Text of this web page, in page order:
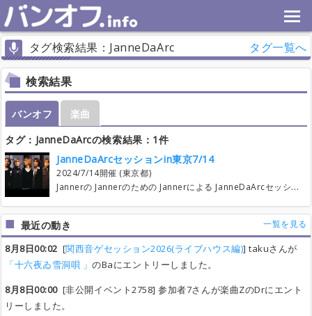
タグ検索結果：JanneDaArc タグ一覧へ
検索結果
バンオフ
楽曲
タグ：JanneDaArcの検索結果：1件
JanneDaArcセッションin東京7/14
2024/7/14開催 (東京都)
Jannerの Jannerのための Jannerによる JanneDaArcセッションです！ (Janner同士で飲みたいだけです) 6-8曲、各パート3名のお気軽なセッションです！ 特に楽器が弾ける方を募集しております。 (見学、打ち上げのみはご相談ください) バンスコをご用意しますので、 弾いたことないけど興味あるという方もお問い合わせください。 直接のお問い合わせはtwitterで 「ゆんすけ@ペンクマカレー運営」と探していただけたらでると思います！ バンオフ以外で主催からお誘いしたり Twitterからの参加もあり、下記参加人数が確定済です。 ※6/14時点 Vo3名 Close！ Gt2名 Ba3名 Close！ Key2名 Dr3名 Close！ 場所は東京の高田馬場を予定しております。 打ち上げは近辺のバー貸切で2000～4000の飲み放題を予定しております。 11:00～13:00 課題曲はまだ仮です。 ※バンオフをしていない方もいるため、こちらで管理させていただきます。 ・Speed： Vo[] Gt[じゃんく] Ba[ヤマタツ] Key[イクホ] Dr[アカチャコ] ・HEAVEN： Vo[] Gt[じゃんく] Ba[響] Key[イクホ] Dr[アカチャコ] ・OASIS： Vo[] Gt[すこーちゃー] Ba[ゆんすけ] Key[イクホ] Dr[こみ] ・FellTheWind：Vo[] Gt[じゃんく] Ba[さくらんぼ] Key[アスピーテ] Dr[こみ] ・Judgment： Vo[] Gt[すこーちゃー] Ba[ゆんすけ] Key[イクホ] Dr[れい] ・ヴァンパイア：Vo[] Gt[じゃんく] Ba[響] Key[アスピーテ] Dr[れい] ・メシア： Vo[] Gt[すこーちゃー] Ba[さくらんぼ] Key[アスピーテ] Dr[れい] 以上です。 閲覧ありがとうございました、よろしくお願いします。
最近の動き 一覧を見る
8月8日00:02 [関西音ゲセッション2026(ライブハウス編)] takuさんが
「十六夜ゐ雪洞唄 」のBaにエントリーしました。
8月8日00:00[非公開イベント2758] 参加者7さんが楽曲ZのDrにエント
リーしました。